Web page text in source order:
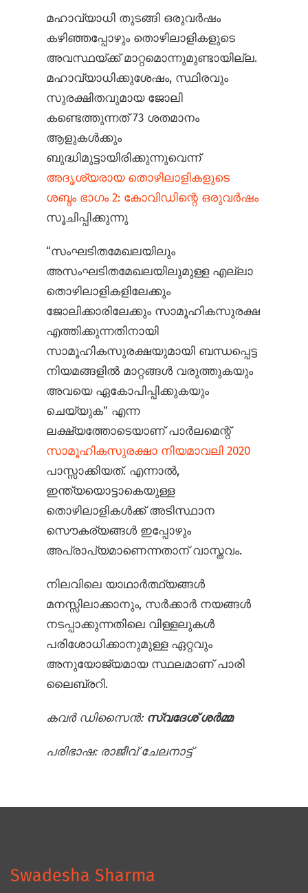
മഹാവ്യാധി തുടങ്ങി ഒരുവർഷം
കഴിഞ്ഞപ്പോഴും തൊഴിലാളികളുടെ
അവസ്ഥയ്ക്ക് മാറ്റമൊന്നുമുണ്ടായില്ല.
മഹാവ്യാധിക്കുശേഷം, സ്ഥിരവും
സുരക്ഷിതവുമായ ജോലി
കണ്ടെത്തുന്നത് 73 ശതമാനം
ആളുകൾക്കും
ബുദ്ധിമുട്ടായിരിക്കുന്നുവെന്ന്
അദൃശ്യരായ തൊഴിലാളികളുടെ
ശബ്ദം ഭാഗം 2: കോവിഡിന്റെ ഒരുവർഷം
സൂചിപ്പിക്കുന്നു
“സംഘടിതമേഖലയിലും
അസംഘടിതമേഖലയിലുമുള്ള എല്ലാ
തൊഴിലാളികളിലേക്കും
ജോലിക്കാരിലേക്കും സാമൂഹികസുരക്ഷ
എത്തിക്കുന്നതിനായി
സാമൂഹികസുരക്ഷയുമായി ബന്ധപ്പെട്ട
നിയമങ്ങളിൽ മാറ്റങ്ങൾ വരുത്തുകയും
അവയെ ഏകോപിപ്പിക്കുകയും
ചെയ്യുക“ എന്ന
ലക്ഷ്യത്തോടെയാണ് പാർലമെന്റ്
സാമൂഹികസുരക്ഷാ നിയമാവലി 2020
പാസ്സാക്കിയത്. എന്നാൽ,
ഇന്ത്യയൊട്ടാകെയുള്ള
തൊഴിലാളികൾക്ക് അടിസ്ഥാന
സൌകര്യങ്ങൾ ഇപ്പോഴും
അപ്രാപ്യമാണെന്നതാന് വാസ്തവം.
നിലവിലെ യാഥാർത്ഥ്യങ്ങൾ
മനസ്സിലാക്കാനും, സർക്കാർ നയങ്ങൾ
നടപ്പാക്കുന്നതിലെ വിള്ളലുകൾ
പരിശോധിക്കാനുമുള്ള ഏറ്റവും
അനുയോജ്യമായ സ്ഥലമാണ് പാരി
ലൈബ്രറി.
കവർ ഡിസൈൻ: സ്വദേശ് ശർമ്മ
പരിഭാഷ: രാജീവ് ചേലനാട്ട്
Swadesha Sharma